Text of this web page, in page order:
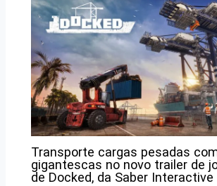
Transporte cargas pesadas
gigantescas no novo trailer de
de Docked, da Saber Interactive